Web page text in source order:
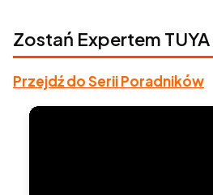
Zostań Expertem
Przejdź do Serii Poradników